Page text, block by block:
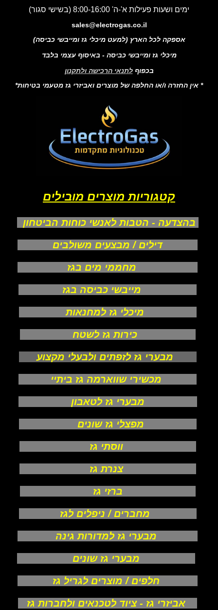
ימים ושעות פעילות א'-ה' 8:00-16:00 (בשישי סגור)
sales@electrogas.co.il
אספקה לכל הארץ (למעט מיכלי גז ומייבשי כביסה)
מיכלי גז ומייבשי כביסה - באיסוף עצמי בלבד
בכפוף לתנאי הרכישה ולתקנון
* אין החזרה ו/או החלפה של מוצרים ואביזרי גז מטעמי בטיחות*
קטגוריות מוצרים מובילים
בהצדעה - הטבות לאנשי כוחות הביטחון
דילים / מבצעים משולבים
מחממי מים בגז
מייבשי כביסה בגז
מיכלי גז למחנאות
כירות גז לשטח
מבערי גז לזפתים ולבעלי מקצוע
מכשירי שווארמה גז ביתיי
מבערי גז לטאבון
מפצלי גז שונים
ווסתי גז
צנרת גז
ברזי גז
מחברים / ניפלים לגז
מבערי גז למדורות גינה
מבערי גז שונים
חלפים / מוצרים לגריל גז
אביזרי גז - ציוד לטכנאים ולחברות גז